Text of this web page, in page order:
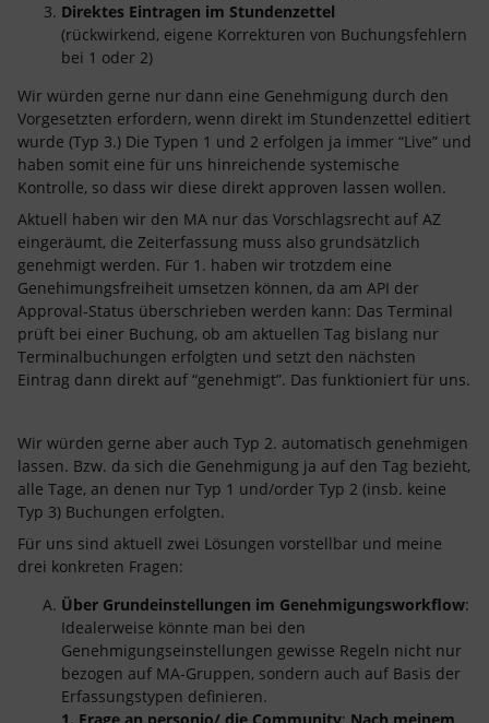
Direktes Eintragen im Stundenzettel
(rückwirkend, eigene Korrekturen von Buchungsfehlern
bei 1 oder 2)
Wir würden gerne nur dann eine Genehmigung durch den
Vorgesetzten erfordern, wenn direkt im Stundenzettel editiert
wurde (Typ 3.) Die Typen 1 und 2 erfolgen ja immer “Live” und
haben somit eine für uns hinreichende systemische
Kontrolle, so dass wir diese direkt approven lassen wollen.
Aktuell haben wir den MA nur das Vorschlagsrecht auf AZ
eingeräumt, die Zeiterfassung muss also grundsätzlich
genehmigt werden. Für 1. haben wir trotzdem eine
Genehimungsfreiheit umsetzen können, da am API der
Approval-Status überschrieben werden kann: Das Terminal
prüft bei einer Buchung, ob am aktuellen Tag bislang nur
Terminalbuchungen erfolgten und setzt den nächsten
Eintrag dann direkt auf “genehmigt”. Das funktioniert für uns.
Wir würden gerne aber auch Typ 2. automatisch genehmigen
lassen. Bzw. da sich die Genehmigung ja auf den Tag bezieht,
alle Tage, an denen nur Typ 1 und/order Typ 2 (insb. keine
Typ 3) Buchungen erfolgten.
Für uns sind aktuell zwei Lösungen vorstellbar und meine
drei konkreten Fragen:
Über Grundeinstellungen im Genehmigungsworkflow:
Idealerweise könnte man bei den
Genehmigungseinstellungen gewisse Regeln nicht nur
bezogen auf MA-Gruppen, sondern auch auf Basis der
Erfassungstypen definieren.